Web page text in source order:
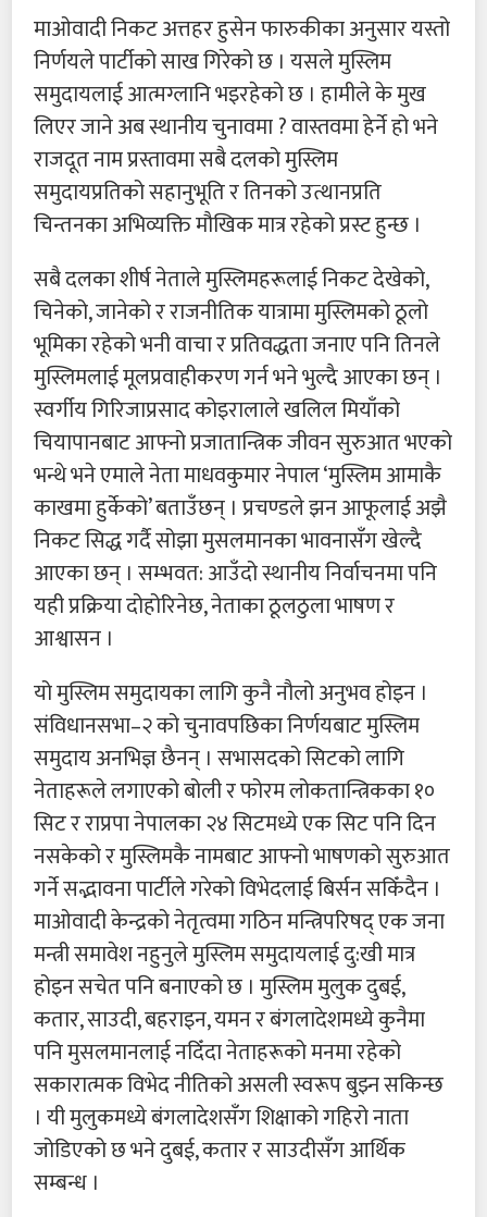
माओवादी निकट अत्तहर हुसेन फारुकीका अनुसार यस्तो
निर्णयले पार्टीको साख गिरेको छ । यसले मुस्लिम
समुदायलाई आत्मग्लानि भइरहेको छ । हामीले के मुख
लिएर जाने अब स्थानीय चुनावमा ? वास्तवमा हेर्ने हो भने
राजदूत नाम प्रस्तावमा सबै दलको मुस्लिम
समुदायप्रतिको सहानुभूति र तिनको उत्थानप्रति
चिन्तनका अभिव्यक्ति मौखिक मात्र रहेको प्रस्ट हुन्छ ।
सबै दलका शीर्ष नेताले मुस्लिमहरूलाई निकट देखेको,
चिनेको, जानेको र राजनीतिक यात्रामा मुस्लिमको ठूलो
भूमिका रहेको भनी वाचा र प्रतिवद्धता जनाए पनि तिनले
मुस्लिमलाई मूलप्रवाहीकरण गर्न भने भुल्दै आएका छन् ।
स्वर्गीय गिरिजाप्रसाद कोइरालाले खलिल मियाँको
चियापानबाट आफ्नो प्रजातान्त्रिक जीवन सुरुआत भएको
भन्थे भने एमाले नेता माधवकुमार नेपाल ‘मुस्लिम आमाकै
काखमा हुर्केको’ बताउँछन् । प्रचण्डले झन आफूलाई अझै
निकट सिद्ध गर्दै सोझा मुसलमानका भावनासँग खेल्दै
आएका छन् । सम्भवत: आउँदो स्थानीय निर्वाचनमा पनि
यही प्रक्रिया दोहोरिनेछ, नेताका ठूलठुला भाषण र
आश्वासन ।
यो मुस्लिम समुदायका लागि कुनै नौलो अनुभव होइन ।
संविधानसभा–२ को चुनावपछिका निर्णयबाट मुस्लिम
समुदाय अनभिज्ञ छैनन् । सभासदको सिटको लागि
नेताहरूले लगाएको बोली र फोरम लोकतान्त्रिकका १०
सिट र राप्रपा नेपालका २४ सिटमध्ये एक सिट पनि दिन
नसकेको र मुस्लिमकै नामबाट आफ्नो भाषणको सुरुआत
गर्ने सद्भावना पार्टीले गरेको विभेदलाई बिर्सन सकिँदैन ।
माओवादी केन्द्रको नेतृत्वमा गठिन मन्त्रिपरिषद् एक जना
मन्त्री समावेश नहुनुले मुस्लिम समुदायलाई दु:खी मात्र
होइन सचेत पनि बनाएको छ । मुस्लिम मुलुक दुबई,
कतार, साउदी, बहराइन, यमन र बंगलादेशमध्ये कुनैमा
पनि मुसलमानलाई नदिँदा नेताहरूको मनमा रहेको
सकारात्मक विभेद नीतिको असली स्वरूप बुझ्न सकिन्छ
। यी मुलुकमध्ये बंगलादेशसँग शिक्षाको गहिरो नाता
जोडिएको छ भने दुबई, कतार र साउदीसँग आर्थिक
सम्बन्ध ।